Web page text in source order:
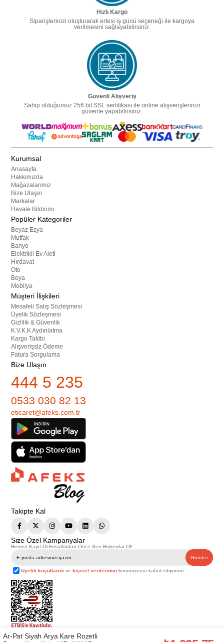
Hızlı Kargo
Siparişlerinizi oluşturarak ertesi iş günü seçeneği ile kargoya
verilmesini sağlayabilirsiniz.
Güvenli Alışveriş
Sahip olduğumuz 256 bit SSL sertifikası ile online alışverişlerinizi
güvenle yapabilirsiniz.
Kurumsal
Anasayfa
Hakkımızda
Mağazalarımız
Bize Ulaşın
Markalar
Havale Bildirimi
Popüler Kategoriler
Beyaz Eşya
Mutfak
Banyo
Elektrikli Ev Aleti
Hırdavat
Oto
Boya
Mobilya
Müşteri İlişkileri
Mesafeli Satış Sözleşmesi
Üyelik Sözleşmesi
Gizlilik & Güvenlik
K.V.K.K Aydınlatma
Kargo Takibi
Alışverişsiz Ödeme
Fatura Sorgulama
Bize Ulaşın
444 5 235
0533 030 82 13
eticaret@afeks.com.tr
Takipte Kal
Size Özel Kampanyalar
Hemen Kayıt Ol Fırsatlardan Önce Sen Haberdar Ol!
Gönder
Üyelik koşullarını vekişisel verilerimin korunmasını kabul ediyorum.
Telif Hakkı © 2026Afeks Yapı Market . Tüm hakları saklıdır.
Ar-Pat Siyah Arya Kare Rozetli